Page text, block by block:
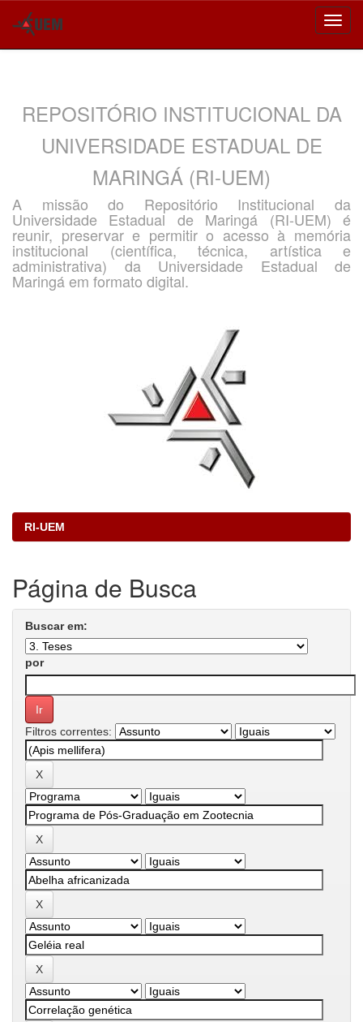
REPOSITÓRIO INSTITUCIONAL DA
UNIVERSIDADE ESTADUAL DE
MARINGÁ (RI-UEM)
A missão do Repositório Institucional da
Universidade Estadual de Maringá (RI-UEM) é
reunir, preservar e permitir o acesso à memória
institucional (científica, técnica, artística e
administrativa) da Universidade Estadual de
Maringá em formato digital.
RI-UEM
Página de Busca
Buscar em:
por
Filtros correntes: